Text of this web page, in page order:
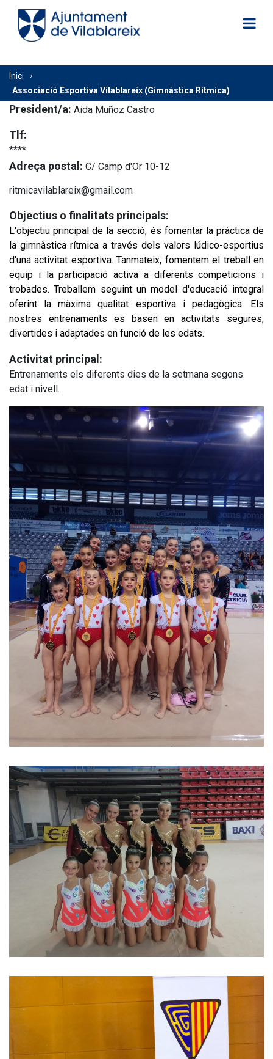
contingut
Fil
d'Ariadna
Inici
Associació Esportiva Vilablareix (Gimnàstica Rítmica)
President/a: Aida Muñoz Castro
Tlf:
****
Adreça postal: C/ Camp d'Or 10-12
ritmicavilablareix@gmail.com
Objectius o finalitats principals:
L'objectiu principal de la secció, és fomentar la pràctica de
la gimnàstica rítmica a través dels valors lúdico-esportius
d'una activitat esportiva. Tanmateix, fomentem el treball en
equip i la participació activa a diferents competicions i
trobades. Treballem seguint un model d'educació integral
oferint la màxima qualitat esportiva i pedagògica. Els
nostres entrenaments es basen en activitats segures,
divertides i adaptades en funció de les edats.
Activitat principal:
Entrenaments els diferents dies de la setmana segons
edat i nivell.